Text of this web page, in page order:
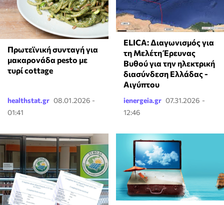
Πρωτεϊνική συνταγή για
μακαρονάδα pesto με
τυρί cottage
healthstat.gr 08.01.2026 -
01:41
ELICA: Διαγωνισμός για
τη Μελέτη Έρευνας
Βυθού για την ηλεκτρική
διασύνδεση Ελλάδας -
Αιγύπτου
ienergeia.gr 07.31.2026 -
12:46